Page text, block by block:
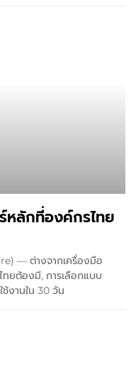
ร์หลักที่องค์กรไทย
— ต่างจากเครื่องมือ
ยต้องมี, การเลือกแบบ
งานใน 30 วัน